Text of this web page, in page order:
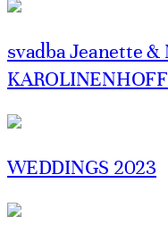
svadba Jeanette
KAROLINENHOFF
WEDDINGS 2023